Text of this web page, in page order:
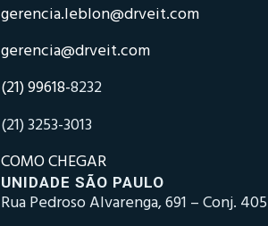
gerencia.leblon@drveit.com
gerencia@drveit.com
(21) 99618-8232
(21) 3253-3013
COMO CHEGAR
UNIDADE SÃO PAULO
Rua Pedroso Alvarenga, 691 – Conj. 405